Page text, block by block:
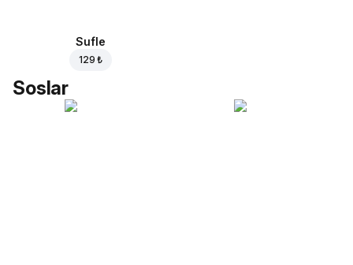
Sufle
129 ₺
Soslar